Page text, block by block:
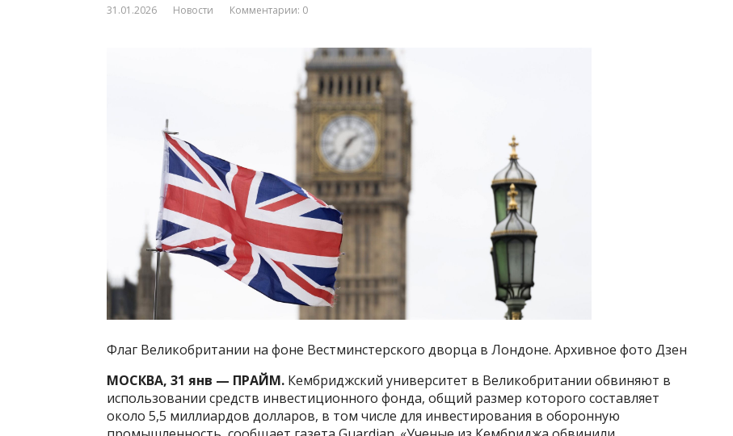
31.01.2026 Новости Комментарии: 0
Флаг Великобритании на фоне Вестминстерского дворца в Лондоне. Архивное фото Дзен
МОСКВА, 31 янв — ПРАЙМ. Кембриджский университет в Великобритании обвиняют в
использовании средств инвестиционного фонда, общий размер которого составляет
около 5,5 миллиардов долларов, в том числе для инвестирования в оборонную